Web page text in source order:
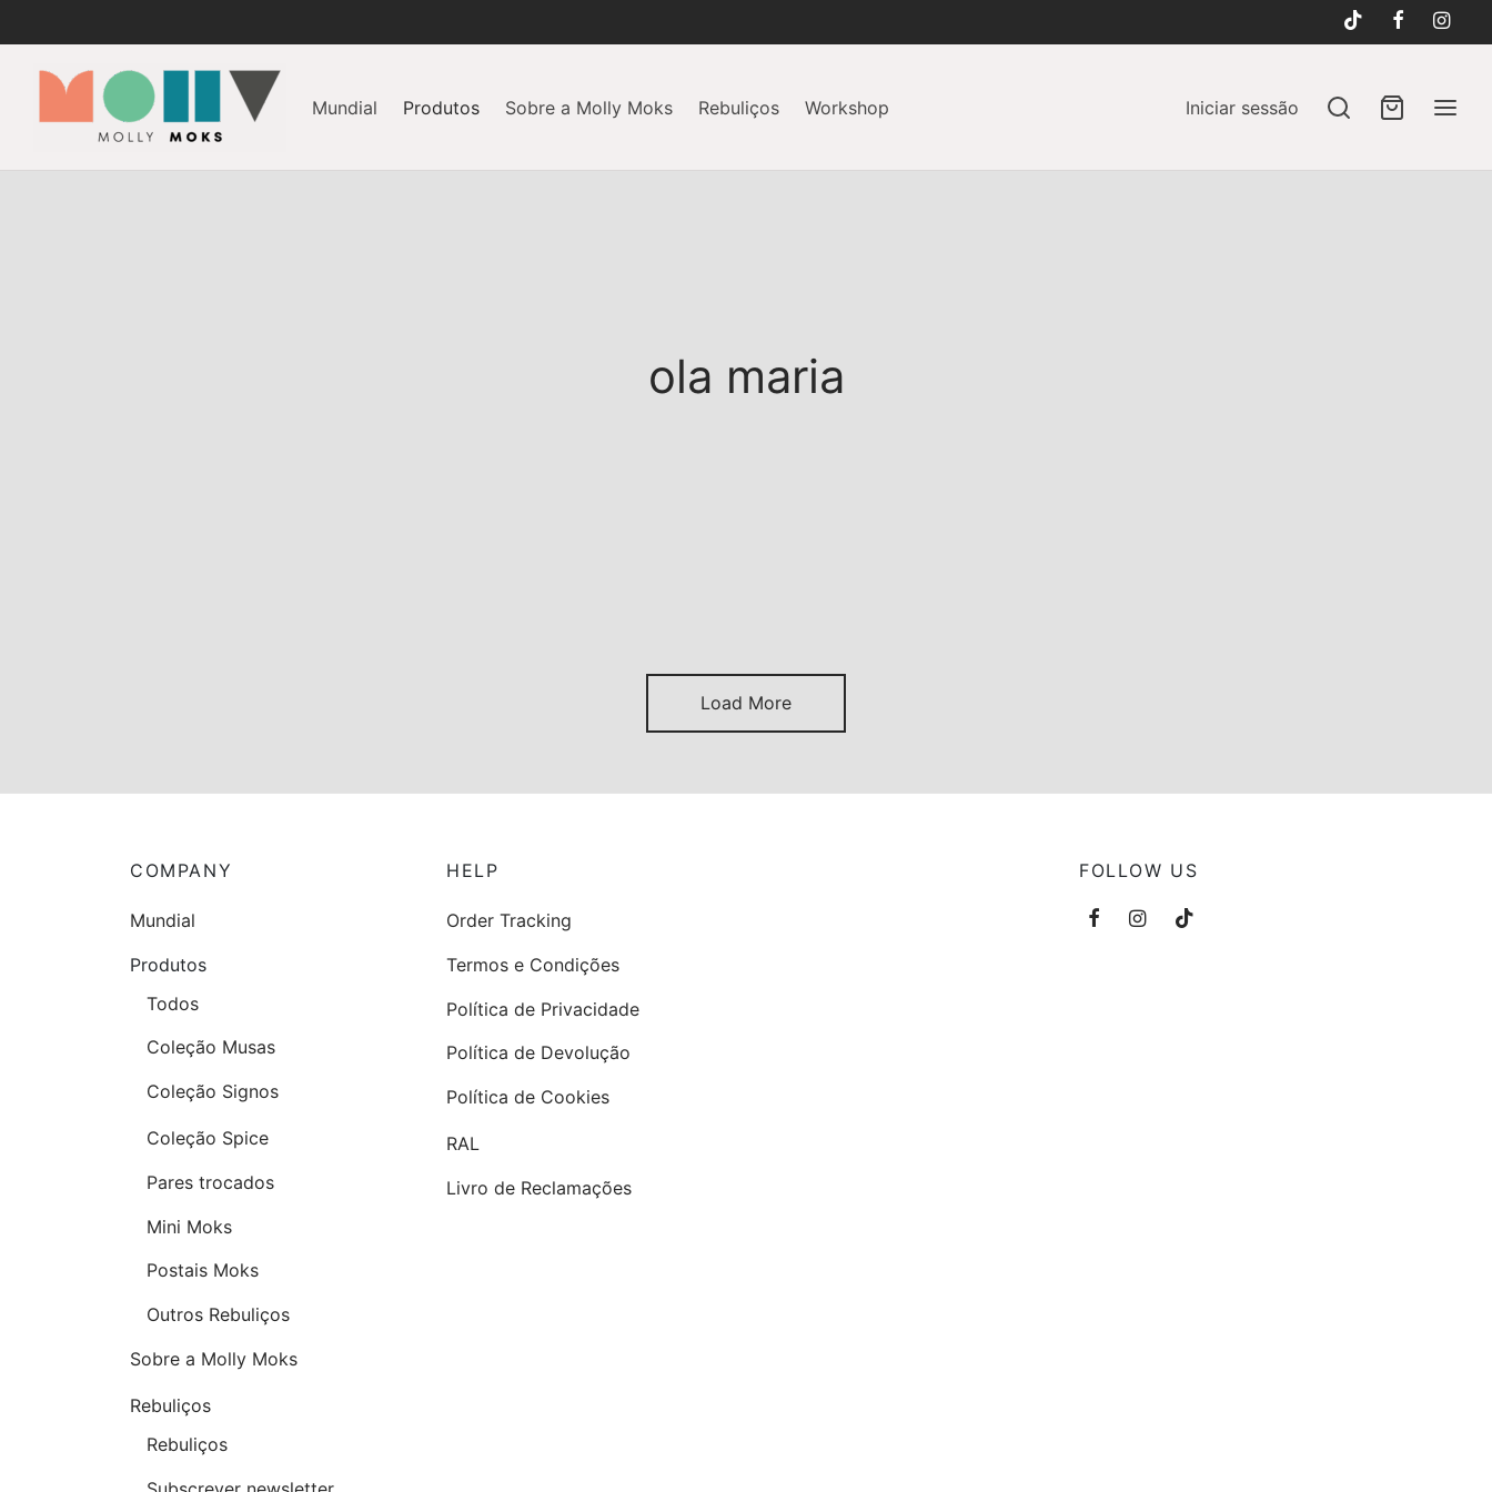
Mundial Produtos Sobre a Molly Moks Rebuliços Workshop Iniciar sessão
ola maria
Load More
COMPANY
Mundial
Produtos
Todos
Coleção Musas
Coleção Signos
Coleção Spice
Pares trocados
Mini Moks
Postais Moks
Outros Rebuliços
Sobre a Molly Moks
Rebuliços
Rebuliços
HELP
Order Tracking
Termos e Condições
Política de Privacidade
Política de Devolução
Política de Cookies
RAL
Livro de Reclamações
FOLLOW US